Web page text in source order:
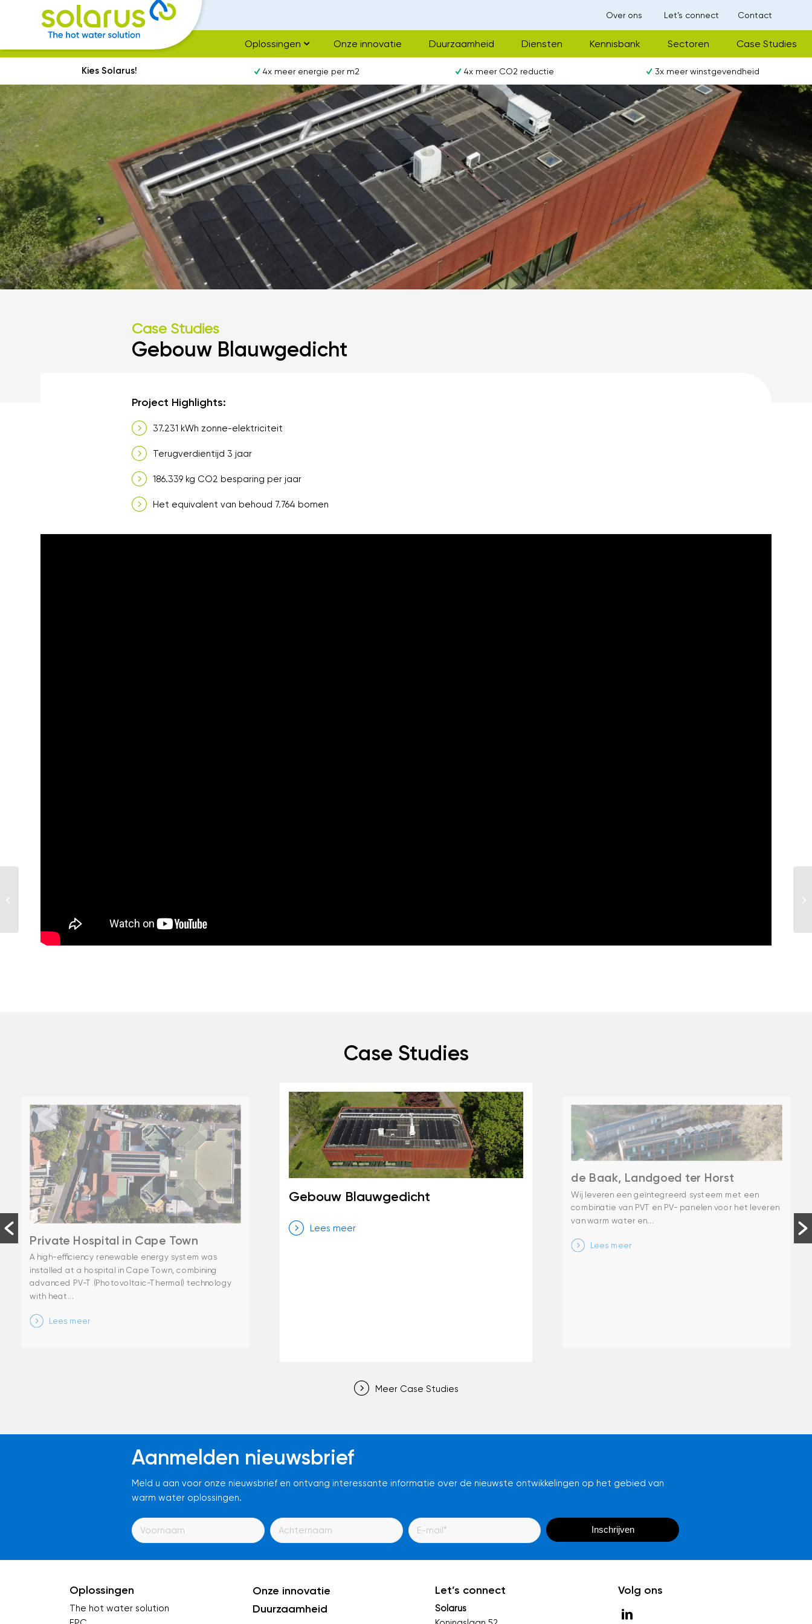
Over ons Let’s connect Contact
Oplossingen Onze innovatie Duurzaamheid Diensten Kennisbank Sectoren Case Studies
Kies Solarus! 4x meer energie per m2 4x meer CO2 reductie 3x meer winstgevendheid
Case Studies
Gebouw Blauwgedicht
Project Highlights:
37.231 kWh zonne-elektriciteit
Terugverdientijd 3 jaar
186.339 kg CO2 besparing per jaar
Het equivalent van behoud 7.764 bomen
Case Studies
Private Hospital in Cape Town
A high-efficiency renewable energy system was
installed at a hospital in Cape Town, combining
advanced PV-T (Photovoltaic-Thermal) technology
with heat...
Lees meer
Gebouw Blauwgedicht
Lees meer
de Baak, Landgoed ter Horst
Wij leveren een geïntegreerd systeem met een
combinatie van PVT en PV- panelen voor het leveren
van warm water en...
Lees meer
Meer Case Studies
Aanmelden nieuwsbrief
Meld u aan voor onze nieuwsbrief en ontvang interessante informatie over de nieuwste ontwikkelingen op het gebied van
warm water oplossingen.
Oplossingen
The hot water solution
Onze innovatie
Duurzaamheid
Let’s connect
Solarus
Volg ons